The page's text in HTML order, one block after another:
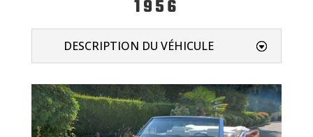
1956
DESCRIPTION DU VÉHICULE